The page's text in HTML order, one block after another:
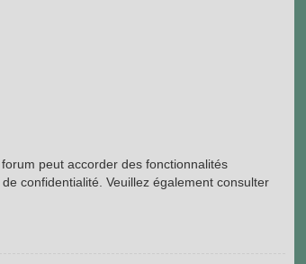
peut accorder des fonctionnalités
confidentialité. Veuillez également consulter